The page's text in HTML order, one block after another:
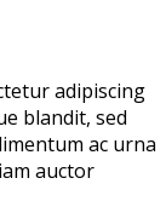
adipiscing
blandit, sed
ac urna
auctor